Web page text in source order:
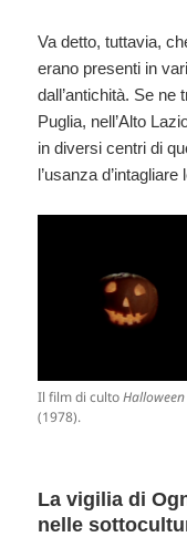
Va detto, tuttavia,
erano presenti in
dall’antichità. Se ne
Puglia, nell’Alto
in diversi centri di
l’usanza
Il film di culto
(1978).
La vigilia di
nelle